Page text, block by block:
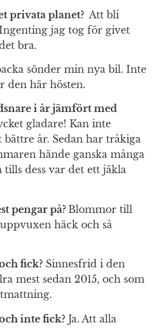
privata planet? Att bli
jag tog för givet
bra.
sönder min nya bil. Inte
den här hösten.
i år jämfört med
gladare! Kan inte
bättre år. Sedan har tråkiga
hände ganska många
dess var det ett jäkla
pengar på? Blommor till
häck och så
fick? Sinnesfrid i den
mest sedan 2015, och som
inte fick? Ja. Att alla